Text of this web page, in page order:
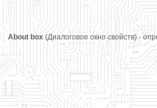
About box(Диалоговое окно свойств) -